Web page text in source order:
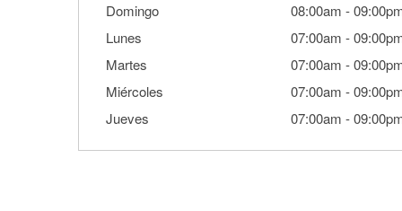
Domingo
08:00am -
Lunes
07:00am -
Martes
07:00am -
Miércoles
07:00am -
Jueves
07:00am -